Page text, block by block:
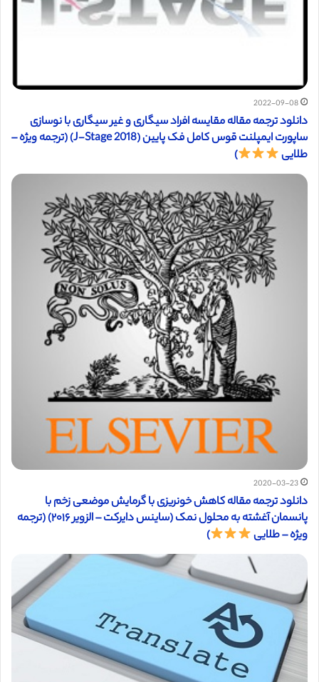
2022-09-08
دانلود ترجمه مقاله مقایسه افراد سیگاری و غیر سیگاری با نوسازی
ساپورت ایمپلنت قوس کامل فک پایین (J-Stage 2018) (ترجمه ویژه –
طلایی
)
2020-03-23
دانلود ترجمه مقاله کاهش خونریزی با گرمایش موضعی زخم با
پانسمان آغشته به محلول نمک (ساینس دایرکت – الزویر ۲۰۱۶) (ترجمه
ویژه – طلایی
)